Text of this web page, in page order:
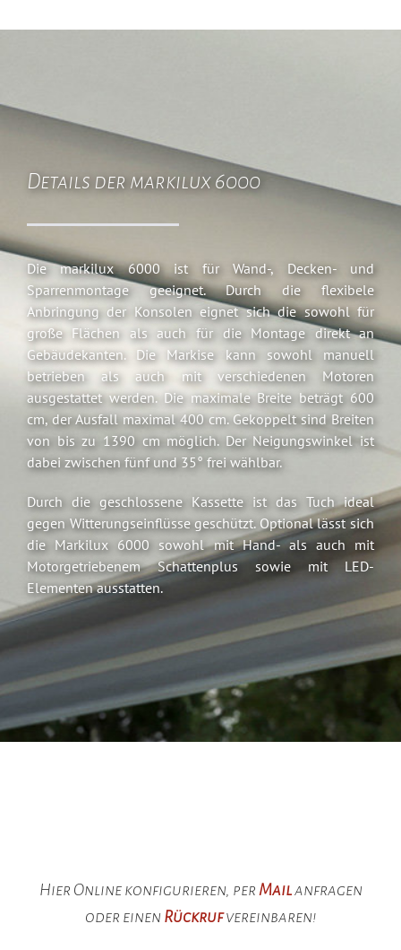
Details der markilux 6000
Die markilux 6000 ist für Wand-, Decken- und
Sparrenmontage geeignet. Durch die flexibele
Anbringung der Konsolen eignet sich die sowohl für
große Flächen als auch für die Montage direkt an
Gebäudekanten. Die Markise kann sowohl manuell
betrieben als auch mit verschiedenen Motoren
ausgestattet werden. Die maximale Breite beträgt 600
cm, der Ausfall maximal 400 cm. Gekoppelt sind Breiten
von bis zu 1390 cm möglich. Der Neigungswinkel ist
dabei zwischen fünf und 35° frei wählbar.
Durch die geschlossene Kassette ist das Tuch ideal
gegen Witterungseinflüsse geschützt. Optional lässt sich
die Markilux 6000 sowohl mit Hand- als auch mit
Motorgetriebenem Schattenplus sowie mit LED-
Elementen ausstatten.
Hier Online konfigurieren, per Mailanfragen
oder einen Rückrufvereinbaren!